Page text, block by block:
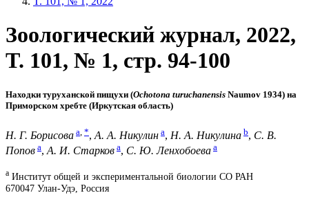
Зоологический журнал, 2022,
T. 101, № 1, стр. 94-100
Находки туруханской пищухи (Ochotona turuchanensis Naumov 1934) на
Приморском хребте (Иркутская область)
Н. Г. Борисова a *, А. А. Никулин a, Н. А. Никулина b, С. В.
Попов a,А. И. Старков a, С. Ю. Ленхобоева a
a Институт общей и экспериментальной биологии СО РАН
670047 Улан-Удэ, Россия